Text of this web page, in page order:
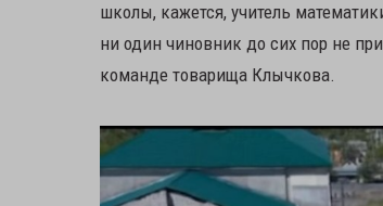
школы, кажется, учитель
ни один чиновник до сих пор не
команде товарища Клычкова.